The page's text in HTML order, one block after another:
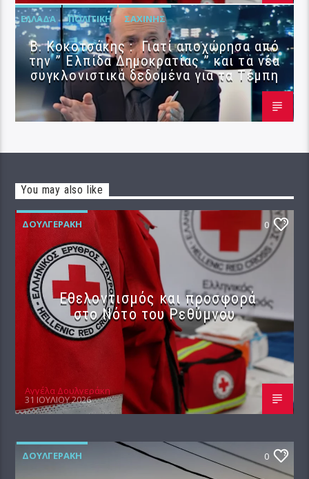
ΕΛΛΆΔΑ ΠΟΛΙΤΙΚΉ ΣΑΧΊΝΗΣ
Β. Κοκοτσάκης : Γιατί αποχώρησα από
την ” Ελπίδα Δημοκρατίας ” και τα νέα
συγκλονιστικά δεδομένα για τα Τέμπη
You may also like
ΔΟΥΛΓΕΡΆΚΗ 0
Εθελοντισμός και προσφορά
στο Νότο του Ρεθύμνου
Αγγέλα Δουλγεράκη
31 ΙΟΥΛΊΟΥ 2026
ΔΟΥΛΓΕΡΆΚΗ 0